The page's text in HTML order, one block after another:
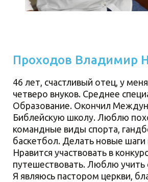
Проходов Владимир
46 лет, счастливый отец, у
четверо внуков. Среднее
Образование. Окончил
Библейскую школу. Люблю
командные виды спорта,
баскетбол. Делать новые шаги
Нравится участвовать в
путешествовать. Люблю учить
Я являюсь пастором церкви,